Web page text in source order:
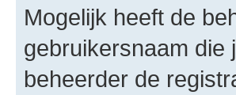
Mogelijk heeft de
gebruikersnaam die
beheerder de